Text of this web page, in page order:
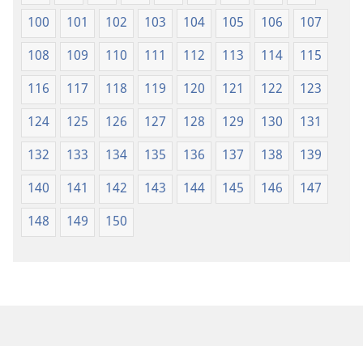
100
101 102 103 104 105 106
107
108
109 110 111 112 113 114
115
116
117 118 119 120 121 122
123
124
125 126 127 128 129 130
131
132
133 134 135 136 137 138
139
140
141 142 143 144 145 146
147
148
149 150